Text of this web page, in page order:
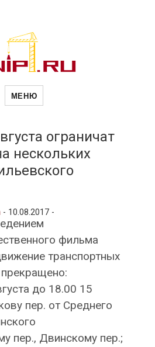
Новости
и
рубрики
МЕНЮ
ограничат
нескольких
- 10.08.2017 -
фильма
транспортных
до 18.00 15
пер. от Среднего
пер., Двинскому пер.;